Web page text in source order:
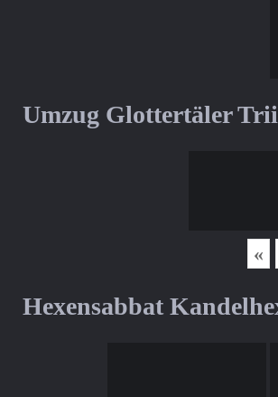
Umzug Glottertäler
«
Hexensabbat